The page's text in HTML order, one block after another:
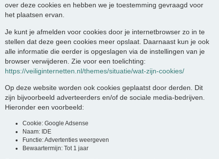
over deze cookies en hebben we je toestemming gevraagd voor
het plaatsen ervan.
Je kunt je afmelden voor cookies door je internetbrowser zo in te
stellen dat deze geen cookies meer opslaat. Daarnaast kun je ook
alle informatie die eerder is opgeslagen via de instellingen van je
browser verwijderen. Zie voor een toelichting:
https://veiliginternetten.nl/themes/situatie/wat-zijn-cookies/
Op deze website worden ook cookies geplaatst door derden. Dit
zijn bijvoorbeeld adverteerders en/of de sociale media-bedrijven.
Hieronder een voorbeeld:
Cookie: Google Adsense
Naam: IDE
Functie: Advertenties weergeven
Bewaartermijn: Tot 1 jaar